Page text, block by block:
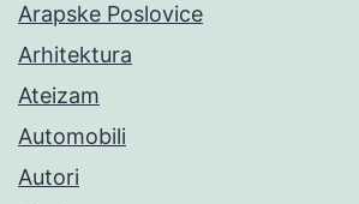
Arapske Poslovice
Arhitektura
Ateizam
Automobili
Autori